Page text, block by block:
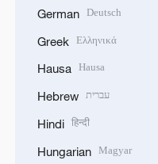
German Deutsch
Greek Ελληνικά
Hausa Hausa
Hebrew עברית
Hindi हिन्दी
Hungarian Magyar